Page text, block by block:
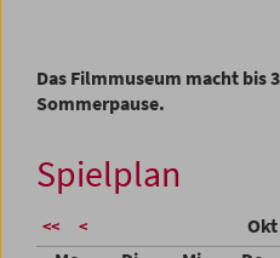
Das Filmmuseum macht bis
Sommerpause.
Spielplan
<< < Okt